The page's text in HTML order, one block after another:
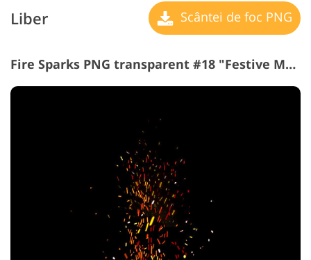
Liber Scântei de foc PNG
Fire Sparks PNG transparent #18 "Festive Mood"